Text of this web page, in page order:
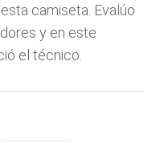
camiseta. Evalúo
y en este
el técnico.